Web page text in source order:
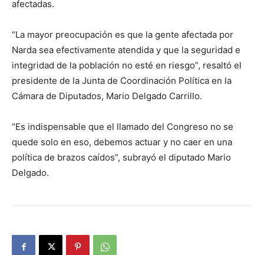
afectadas.
“La mayor preocupación es que la gente afectada por
Narda sea efectivamente atendida y que la seguridad e
integridad de la población no esté en riesgo”, resaltó el
presidente de la Junta de Coordinación Política en la
Cámara de Diputados, Mario Delgado Carrillo.
“Es indispensable que el llamado del Congreso no se
quede solo en eso, debemos actuar y no caer en una
política de brazos caídos”, subrayó el diputado Mario
Delgado.